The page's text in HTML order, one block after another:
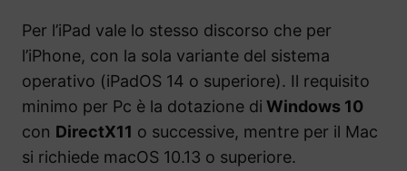
Per l’iPad vale lo stesso discorso che per
l’iPhone, con la sola variante del sistema
operativo (iPadOS 14 o superiore). Il requisito
minimo per Pc è la dotazione di Windows 10
con DirectX11 o successive, mentre per il Mac
si richiede macOS 10.13 o superiore.